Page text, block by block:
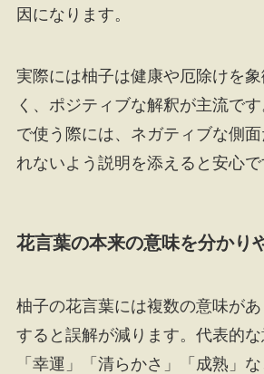
因になります。
実際には柚子は健康や厄除けを
く、ポジティブな解釈が主流で
で使う際には、ネガティブな側
れないよう説明を添えると安心で
花言葉の本来の意味を分かり
柚子の花言葉には複数の意味が
すると誤解が減ります。代表的な
「幸運」「清らかさ」「成熟」な